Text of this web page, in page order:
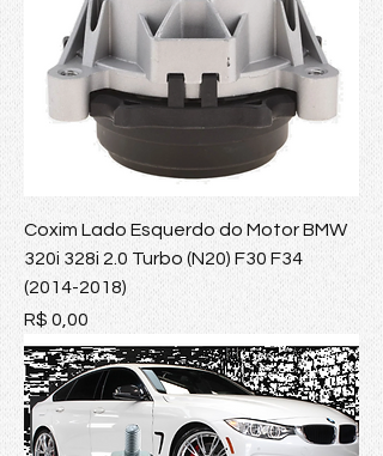
Coxim Lado Esquerdo do Motor BMW
320i 328i 2.0 Turbo (N20) F30 F34
(2014-2018)
Preço
R$ 0,00